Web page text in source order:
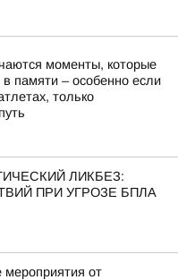
моменты, которые
в памяти – особенно если
только
ЛИКБЕЗ:
ПРИ УГРОЗЕ БПЛА
мероприятия от